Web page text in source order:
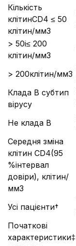
Кількість
клітинCD4 ≤ 50
клітин/мм3
> 50і≤ 200
клітин/мм3
> 200клітин/мм3
Клада В субтип
вірусу
Не клада В
Середня зміна
клітин CD4(95
%інтервал
довіри), клітин/
мм3
Усі пацієнти†
Початкові
характеристики‡